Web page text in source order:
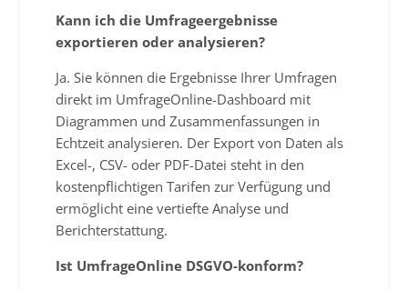
Kann ich die Umfrageergebnisse
exportieren oder analysieren?
Ja. Sie können die Ergebnisse Ihrer Umfragen
direkt im UmfrageOnline-Dashboard mit
Diagrammen und Zusammenfassungen in
Echtzeit analysieren. Der Export von Daten als
Excel-, CSV- oder PDF-Datei steht in den
kostenpflichtigen Tarifen zur Verfügung und
ermöglicht eine vertiefte Analyse und
Berichterstattung.
Ist UmfrageOnline DSGVO-konform?